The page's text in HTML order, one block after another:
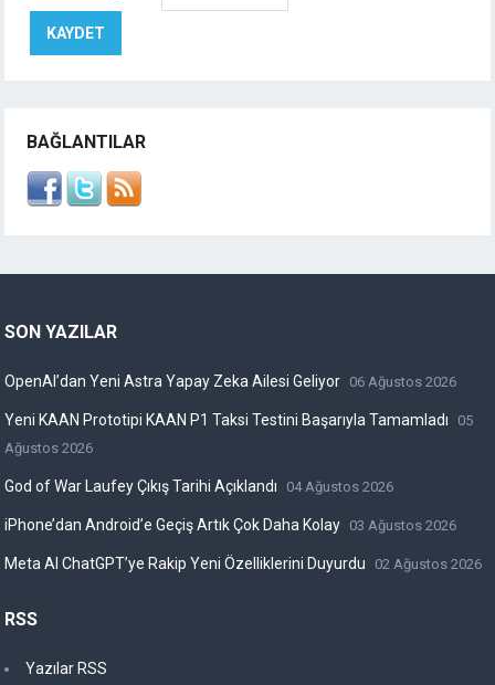
BAĞLANTILAR
SON YAZILAR
OpenAI’dan Yeni Astra Yapay Zeka Ailesi Geliyor 06 Ağustos 2026
Yeni KAAN Prototipi KAAN P1 Taksi Testini Başarıyla Tamamladı
05
Ağustos 2026
God of War Laufey Çıkış Tarihi Açıklandı 04 Ağustos 2026
iPhone’dan Android’e Geçiş Artık Çok Daha Kolay 03 Ağustos 2026
Meta AI ChatGPT’ye Rakip Yeni Özelliklerini Duyurdu 02 Ağustos 2026
RSS
Yazılar RSS